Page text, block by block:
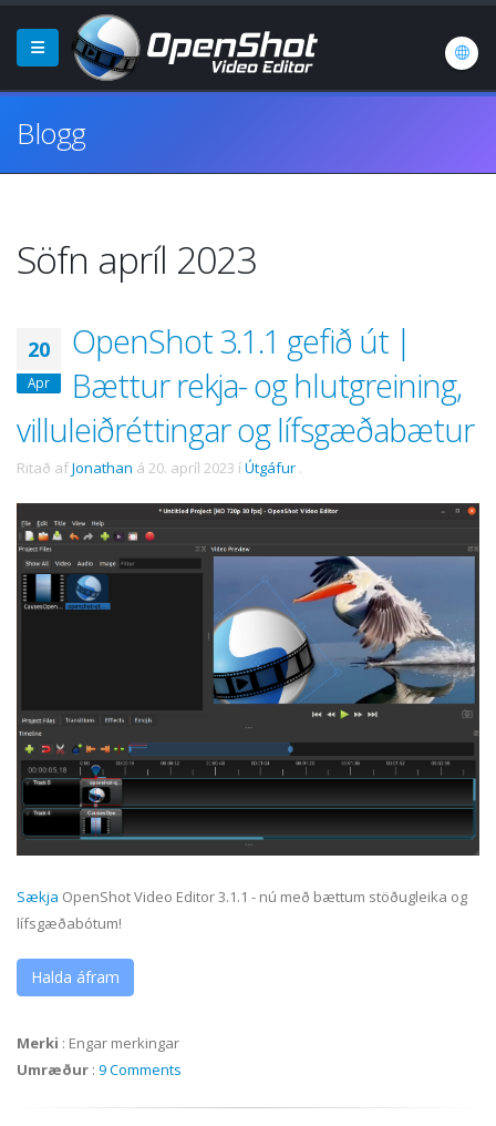
Blogg
Söfn apríl 2023
20
Apr
OpenShot 3.1.1 gefið út |
Bættur rekja- og hlutgreining,
villuleiðréttingar og lífsgæðabætur
Ritað afJonathan á 20. apríl 2023 íÚtgáfur .
Sækja OpenShot Video Editor 3.1.1 - nú með bættum stöðugleika og
lífsgæðabótum!
Halda áfram
Merki : Engar merkingar
Umræður : 9 Comments